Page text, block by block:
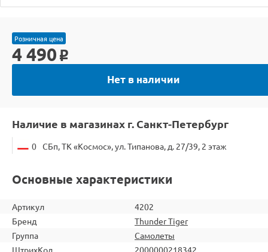
Розничная цена
4 490 o
Нет в наличии
Наличие в магазинах г. Санкт-Петербург
0 СБп, ТК «Космос», ул. Типанова, д. 27/39, 2 этаж
Основные характеристики
Артикул
4202
Бренд
Thunder Tiger
Группа
Самолеты
ШтрихКод
2000000218342